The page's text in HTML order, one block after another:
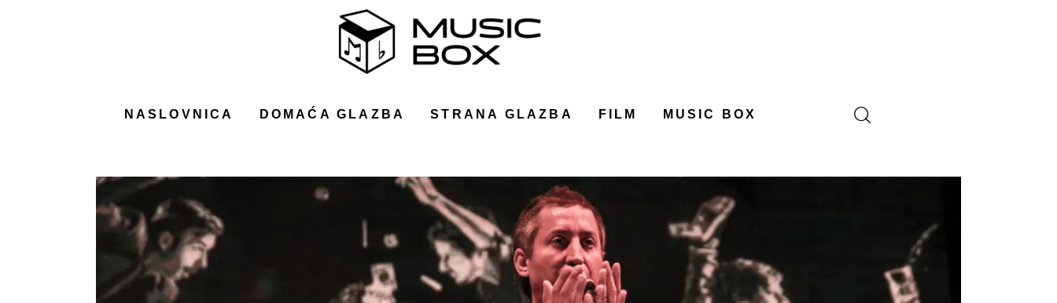
NASLOVNICA DOMAĆA GLAZBA STRANA GLAZBA FILM MUSIC BOX